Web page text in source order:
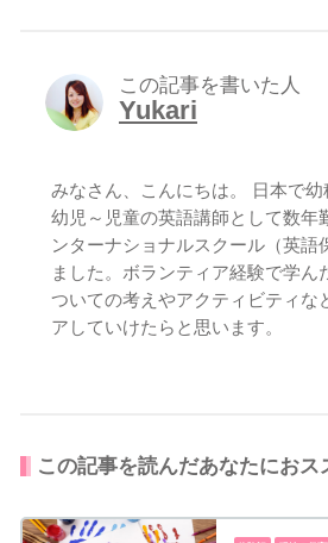
この記事を書いた人
Yukari
みなさん、こんにちは。 日本で幼
幼児～児童の英語講師として数年
ンターナショナルスクール（英語
ました。ボランティア経験で学ん
ついての考えやアクティビティな
アしていけたらと思います。
この記事を読んだあなたにおス